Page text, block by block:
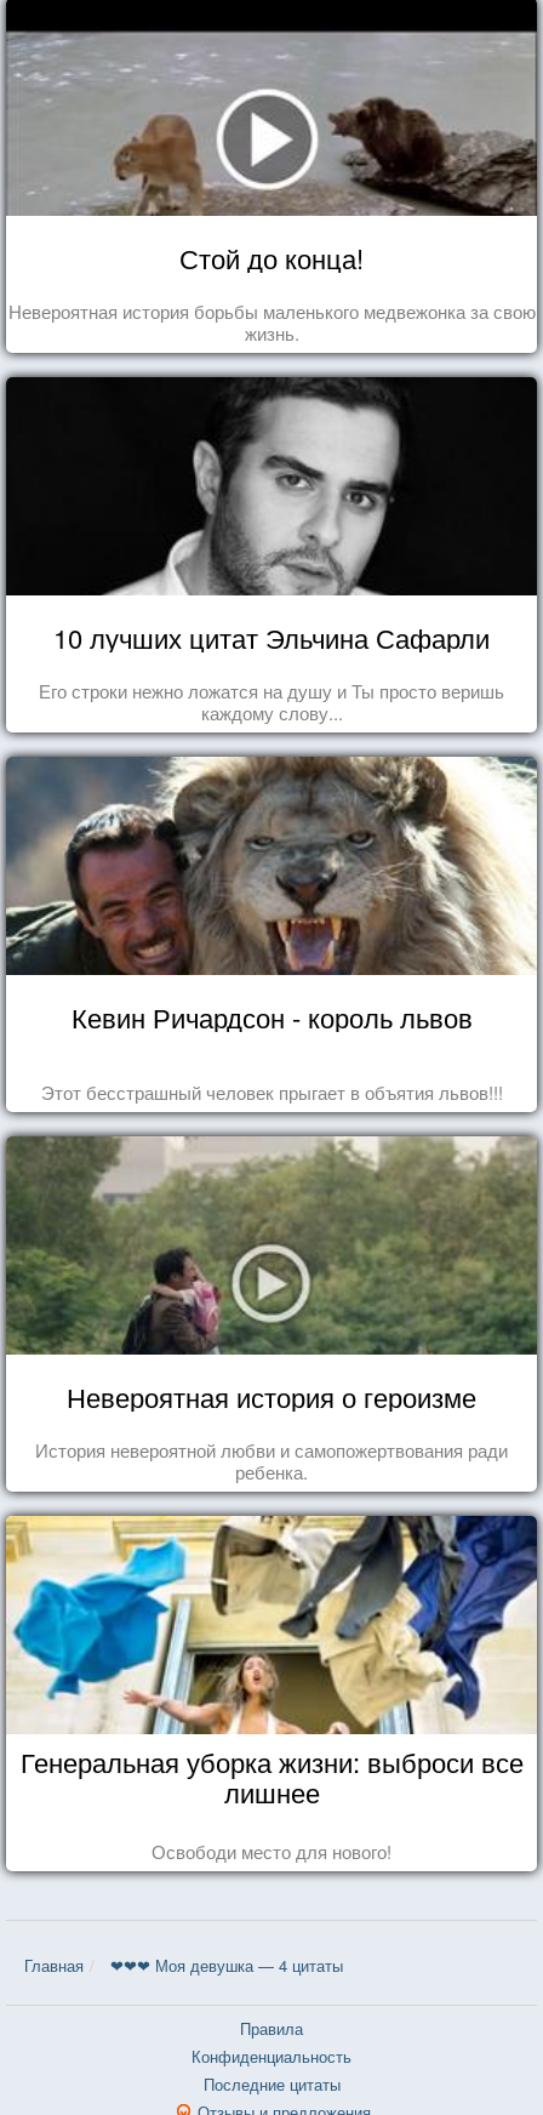
Стой до конца!
Невероятная история борьбы маленького медвежонка за свою
жизнь.
10 лучших цитат Эльчина Сафарли
Его строки нежно ложатся на душу и Ты просто веришь
каждому слову...
Кевин Ричардсон - король львов
Этот бесстрашный человек прыгает в объятия львов!!!
Невероятная история о героизме
История невероятной любви и самопожертвования ради
ребенка.
Генеральная уборка жизни: выброси все
лишнее
Освободи место для нового!
Главная ❤❤❤ Моя девушка — 4 цитаты
Правила
Конфиденциальность
Последние цитаты